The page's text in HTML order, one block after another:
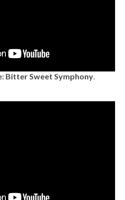
Bitter Sweet Symphony